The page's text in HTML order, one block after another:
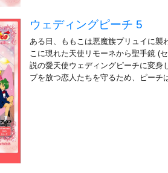
ウェディングピーチ 5
ある日、ももこは悪魔族プリュイに襲
こに現れた天使リモーネから聖手鏡 (
説の愛天使ウェディングピーチに変身
ブを放つ恋人たちを守るため、ピー